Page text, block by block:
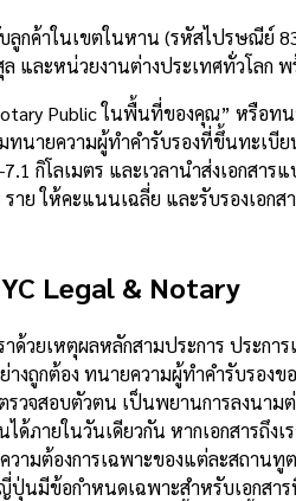
ลูกค้าในเขตในหาน (รหัสไปรษณี
และหน่วยงานต่างประเทศทั่วโลก
Public ในพื้นที่ของคุณ” หรือท
ทนายความผู้ทำคำรับรองที่ขึ้นทะเ
กิโลเมตร และเวลานำส่งเอกสา
าย ให้คะแนนเฉลี่ย และรับรองเอ
Legal & Notary
าด้วยเหตุผลหลักสามประการ ประ
ถูกต้อง ทนายความผู้ทำคำรับรอง
วจสอบตัวตน เป็นพยานการลงนา
ภายในวันเดียวกัน หากเอกสารถึง
ความต้องการเฉพาะของแต่ละสถ
นมีข้อกำหนดเฉพาะสำหรับเอกสา